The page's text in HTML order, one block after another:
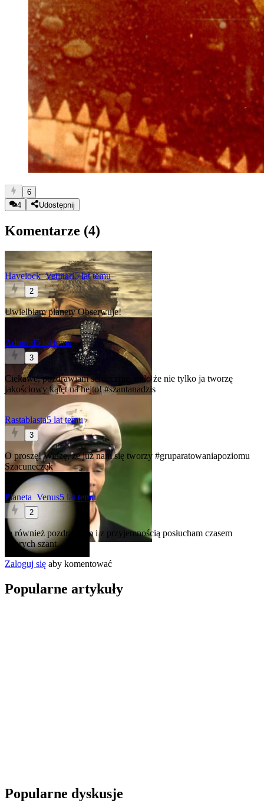
6
4
Udostępnij
Komentarze (4)
Havelock_Vetinari5 lat temu
2
Uwielbiam planetyObserwuje!
Admiral5 lat temu
3
Ciekawe, pozdrawiam serdecznie, miło że nie tylko ja tworzę
jakościowy kątęt na hejto!#szantanadzis
Rastablasta5 lat temu
3
O proszę! Widzę, że już nam się tworzy #gruparatowaniapoziomu
Szacuneczek
Planeta_Venus5 lat temu
2
Ja również pozdrawiam i z przyjemnością posłucham czasem
dobrych szant.
Zaloguj się aby komentować
Popularne artykuły
Popularne dyskusje